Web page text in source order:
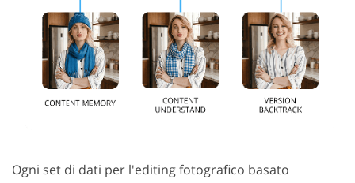
Ogni set di dati per l'editing fotografico basato